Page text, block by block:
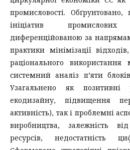
промисловості.
ініціатив
диференційованою за
практики мінімізації
раціонального використання
системний аналіз п’яти
Узагальнено як позитивні
екодизайну, підвищення
активність), так і проблемні
виробництва, залежність
ресурсів, недостатність